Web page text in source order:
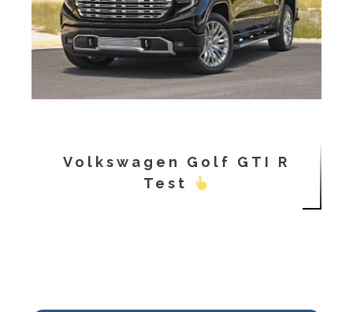
Volkswagen Golf GTI R
Test